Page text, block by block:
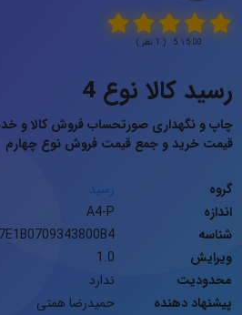
5.00 \ 5 ( 1 نظر )
رسید کالا نوع 4
چاپ و نگهداری صورتحساب فروش کالا و
قیمت خرید و جمع قیمت فروش نوع چهارم
گروه
رسید
اندازه
A4-P
شناسه
ویرایش
1.0
محدودیت
ندارد
پیشنهاد دهنده
حمیدرضا همتی